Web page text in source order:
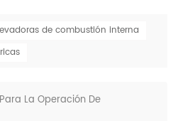
de combustión interna
La Operación De